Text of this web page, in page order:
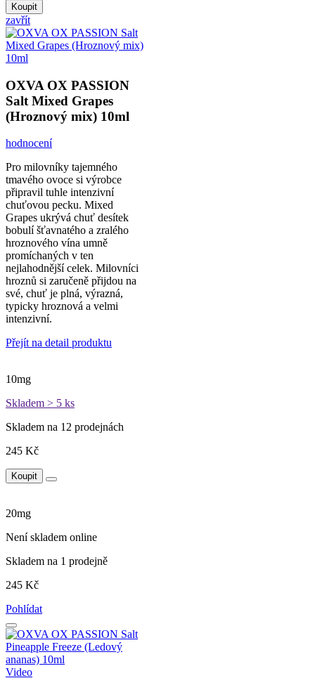
Koupit
zavřít
OXVA OX PASSION
Salt Mixed Grapes
(Hroznový mix) 10ml
hodnocení
Pro milovníky tajemného
tmavého ovoce si výrobce
připravil tuhle intenzivní
chuťovou pecku. Mixed
Grapes ukrývá chuť desítek
bobulí šťavnatého a zralého
hroznového vína umně
promíchaných v ten
nejlahodnější celek. Milovníci
hroznů si zaručeně přijdou na
své, chuť je plná, výrazná,
typicky hroznová a velmi
intenzivní.
Přejít na detail produktu
10mg
Skladem > 5 ks
Skladem na 12 prodejnách
245 Kč
Koupit
20mg
Není skladem online
Skladem na 1 prodejně
245 Kč
Pohlídat
Video